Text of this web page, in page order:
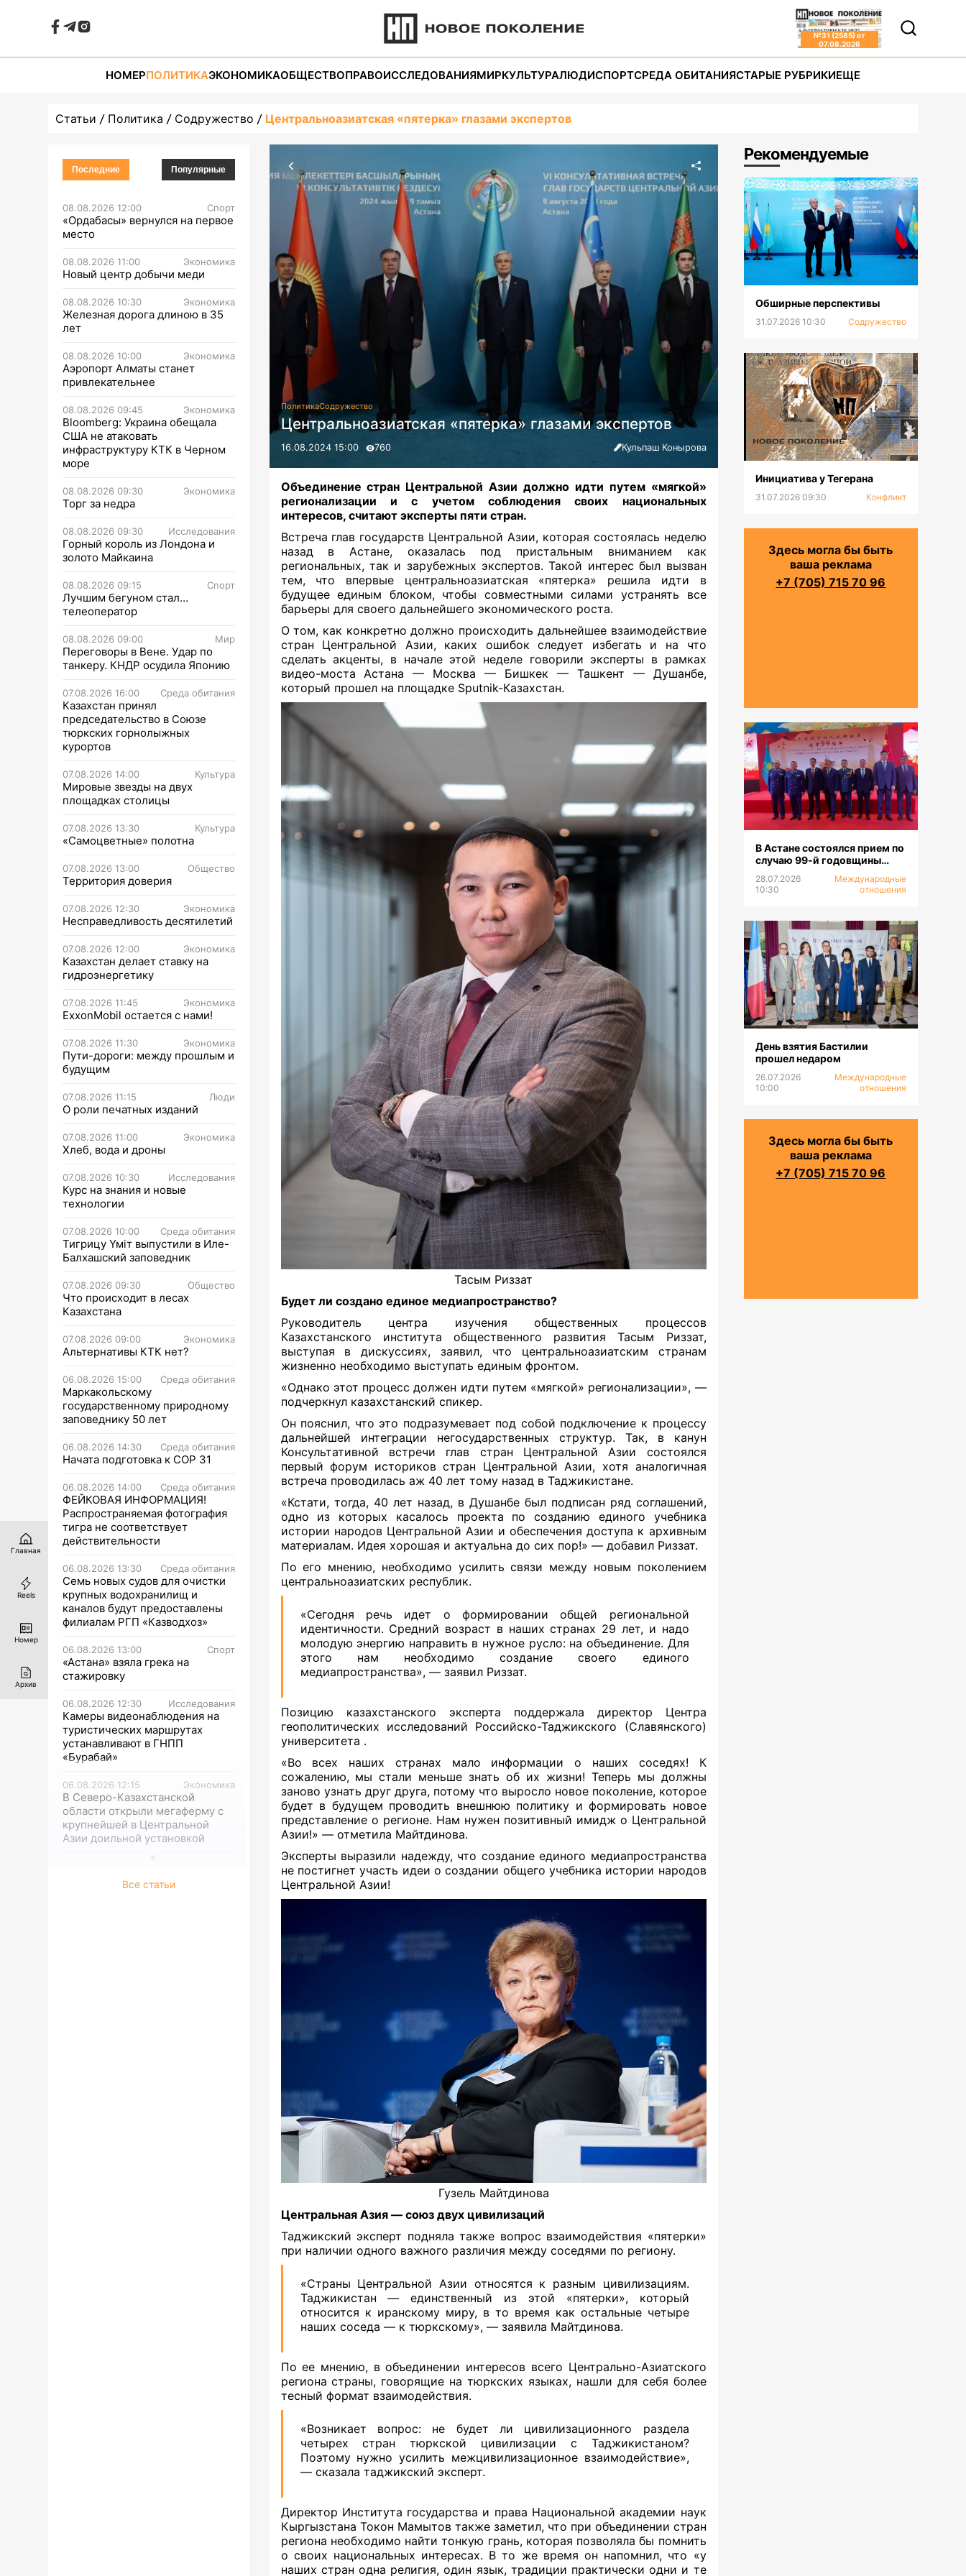
№31 (2585) от
07.08.2026
НОМЕРПОЛИТИКАЭКОНОМИКАОБЩЕСТВОПРАВОИССЛЕДОВАНИЯМИРКУЛЬТУРАЛЮДИСПОРТСРЕДА ОБИТАНИЯСТАРЫЕ РУБРИКИЕЩЕ
Статьи Политика Содружество Центральноазиатская «пятерка» глазами экспертов
Последние Популярные
08.08.2026 12:00 Спорт
«Ордабасы» вернулся на первое
место
08.08.2026 11:00 Экономика
Новый центр добычи меди
08.08.2026 10:30 Экономика
Железная дорога длиною в 35
лет
08.08.2026 10:00 Экономика
Аэропорт Алматы станет
привлекательнее
08.08.2026 09:45 Экономика
Bloomberg: Украина обещала
США не атаковать
инфраструктуру КТК в Черном
море
08.08.2026 09:30 Экономика
Торг за недра
08.08.2026 09:30 Исследования
Горный король из Лондона и
золото Майкаина
08.08.2026 09:15 Спорт
Лучшим бегуном стал…
телеоператор
08.08.2026 09:00 Мир
Переговоры в Вене. Удар по
танкеру. КНДР осудила Японию
07.08.2026 16:00 Среда обитания
Казахстан принял
председательство в Союзе
тюркских горнолыжных
курортов
07.08.2026 14:00 Культура
Мировые звезды на двух
площадках столицы
07.08.2026 13:30 Культура
«Самоцветные» полотна
07.08.2026 13:00 Общество
Территория доверия
07.08.2026 12:30 Экономика
Несправедливость десятилетий
07.08.2026 12:00 Экономика
Казахстан делает ставку на
гидроэнергетику
07.08.2026 11:45 Экономика
ExxonMobil остается с нами!
07.08.2026 11:30 Экономика
Пути-дороги: между прошлым и
будущим
07.08.2026 11:15 Люди
О роли печатных изданий
07.08.2026 11:00 Экономика
Хлеб, вода и дроны
07.08.2026 10:30 Исследования
Курс на знания и новые
технологии
07.08.2026 10:00 Среда обитания
Тигрицу Үміт выпустили в Иле-
Балхашский заповедник
07.08.2026 09:30 Общество
Что происходит в лесах
Казахстана
07.08.2026 09:00 Экономика
Альтернативы КТК нет?
06.08.2026 15:00 Среда обитания
Маркакольскому
государственному природному
заповеднику 50 лет
06.08.2026 14:30 Среда обитания
Начата подготовка к СОР 31
06.08.2026 14:00 Среда обитания
ФЕЙКОВАЯ ИНФОРМАЦИЯ!
Распространяемая фотография
тигра не соответствует
действительности
06.08.2026 13:30 Среда обитания
Семь новых судов для очистки
крупных водохранилищ и
каналов будут предоставлены
филиалам РГП «Казводхоз»
06.08.2026 13:00 Спорт
«Астана» взяла грека на
стажировку
06.08.2026 12:30 Исследования
Камеры видеонаблюдения на
туристических маршрутах
устанавливают в ГНПП
«Бурабай»
06.08.2026 12:15 Экономика
В Северо-Казахстанской
области открыли мегаферму с
крупнейшей в Центральной
Азии доильной установкой
Все статьи
ПолитикаСодружество
Центральноазиатская «пятерка» глазами экспертов
16.08.2024 15:00 760 Кульпаш Конырова
Объединение стран Центральной Азии должно идти путем «мягкой»
регионализации и с учетом соблюдения своих национальных
интересов, считают эксперты пяти стран.
Встреча глав государств Центральной Азии, которая состоялась неделю
назад в Астане, оказалась под пристальным вниманием как
региональных, так и зарубежных экспертов. Такой интерес был вызван
тем, что впервые центральноазиатская «пятерка» решила идти в
будущее единым блоком, чтобы совместными силами устранять все
барьеры для своего дальнейшего экономического роста.
О том, как конкретно должно происходить дальнейшее взаимодействие
стран Центральной Азии, каких ошибок следует избегать и на что
сделать акценты, в начале этой неделе говорили эксперты в рамках
видео-моста Астана — Москва — Бишкек — Ташкент — Душанбе,
который прошел на площадке Sputnik-Казахстан.
Тасым Риззат
Будет ли создано единое медиапространство?
Руководитель центра изучения общественных процессов
Казахстанского института общественного развития Тасым Риззат,
выступая в дискуссиях, заявил, что центральноазиатским странам
жизненно необходимо выступать единым фронтом.
«Однако этот процесс должен идти путем «мягкой» регионализации», —
подчеркнул казахстанский спикер.
Он пояснил, что это подразумевает под собой подключение к процессу
дальнейшей интеграции негосударственных структур. Так, в канун
Консультативной встречи глав стран Центральной Азии состоялся
первый форум историков стран Центральной Азии, хотя аналогичная
встреча проводилась аж 40 лет тому назад в Таджикистане.
«Кстати, тогда, 40 лет назад, в Душанбе был подписан ряд соглашений,
одно из которых касалось проекта по созданию единого учебника
истории народов Центральной Азии и обеспечения доступа к архивным
материалам. Идея хорошая и актуальна до сих пор!» — добавил Риззат.
По его мнению, необходимо усилить связи между новым поколением
центральноазиатских республик.
«Сегодня речь идет о формировании общей региональной
идентичности. Средний возраст в наших странах 29 лет, и надо
молодую энергию направить в нужное русло: на объединение. Для
этого нам необходимо создание своего единого
медиапространства», — заявил Риззат.
Позицию казахстанского эксперта поддержала директор Центра
геополитических исследований Российско-Таджикского (Славянского)
университета .
«Во всех наших странах мало информации о наших соседях! К
сожалению, мы стали меньше знать об их жизни! Теперь мы должны
заново узнать друг друга, потому что выросло новое поколение, которое
будет в будущем проводить внешнюю политику и формировать новое
представление о регионе. Нам нужен позитивный имидж о Центральной
Азии!» — отметила Майтдинова.
Эксперты выразили надежду, что создание единого медиапространства
не постигнет участь идеи о создании общего учебника истории народов
Центральной Азии!
Гузель Майтдинова
Центральная Азия — союз двух цивилизаций
Таджикский эксперт подняла также вопрос взаимодействия «пятерки»
при наличии одного важного различия между соседями по региону.
«Страны Центральной Азии относятся к разным цивилизациям.
Таджикистан — единственный из этой «пятерки», который
относится к иранскому миру, в то время как остальные четыре
наших соседа — к тюркскому», — заявила Майтдинова.
По ее мнению, в объединении интересов всего Центрально-Азиатского
региона страны, говорящие на тюркских языках, нашли для себя более
тесный формат взаимодействия.
«Возникает вопрос: не будет ли цивилизационного раздела
четырех стран тюркской цивилизации с Таджикистаном?
Поэтому нужно усилить межцивилизационное взаимодействие»,
— сказала таджикский эксперт.
Директор Института государства и права Национальной академии наук
Кыргызстана Токон Мамытов также заметил, что при объединении стран
региона необходимо найти тонкую грань, которая позволяла бы помнить
о своих национальных интересах. В то же время он напомнил, что «у
наших стран одна религия, один язык, традиции практически одни и те
Рекомендуемые
Обширные перспективы
31.07.2026 10:30 Содружество
Инициатива у Тегерана
31.07.2026 09:30 Конфликт
Здесь могла бы быть
ваша реклама
+7 (705) 715 70 96
В Астане состоялся прием по
случаю 99-й годовщины
28.07.2026
10:30
Международные
отношения
День взятия Бастилии
прошел недаром
26.07.2026
10:00
Международные
отношения
Здесь могла бы быть
ваша реклама
+7 (705) 715 70 96
Главная
Reels
Номер
Архив